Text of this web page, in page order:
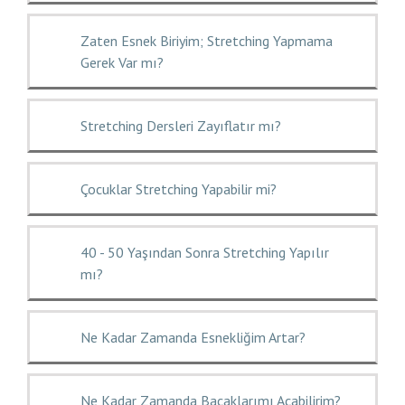
Zaten Esnek Biriyim; Stretching Yapmama
Gerek Var mı?
Stretching Dersleri Zayıflatır mı?
Çocuklar Stretching Yapabilir mi?
40 - 50 Yaşından Sonra Stretching Yapılır
mı?
Ne Kadar Zamanda Esnekliğim Artar?
Ne Kadar Zamanda Bacaklarımı Açabilirim?